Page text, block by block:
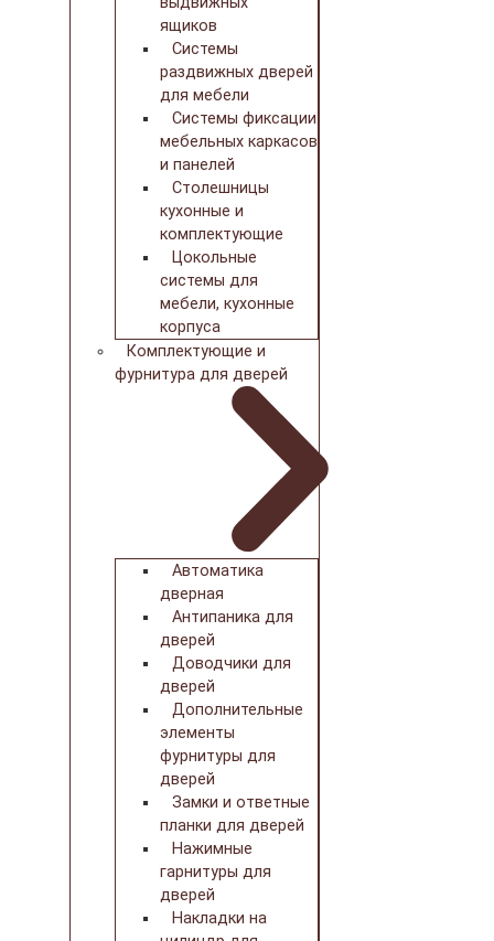
ящиков
Системы
раздвижных дверей
для мебели
Системы фиксации
мебельных каркасов
и панелей
Столешницы
кухонные и
комплектующие
Цокольные
системы для
мебели, кухонные
корпуса
Комплектующие и
фурнитура для дверей
Автоматика
дверная
Антипаника для
дверей
Доводчики для
дверей
Дополнительные
элементы
фурнитуры для
дверей
Замки и ответные
планки для дверей
Нажимные
гарнитуры для
дверей
Накладки на